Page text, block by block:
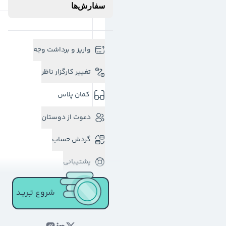
سفارش‌ها
واریز و برداشت وجه
تغییر کارگزار ناظر
کمان پلاس
دعوت از دوستان
گردش حساب
پشتیبانی
شروع تـِـریـد